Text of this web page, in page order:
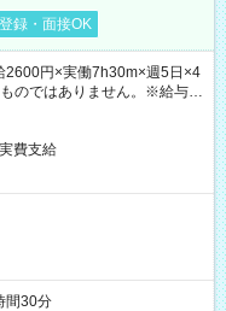
録・面接OK
円×実働7h30m×週5日×4
のではありません。※給与即
）
費支給
間30分